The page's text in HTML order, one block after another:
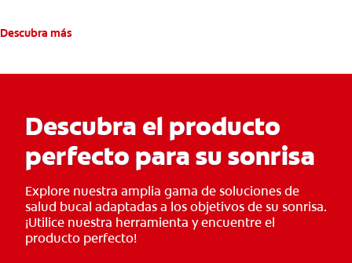
Descubra más
Descubra el producto
perfecto para su sonrisa
Explore nuestra amplia gama de soluciones de
salud bucal adaptadas a los objetivos de su sonrisa.
¡Utilice nuestra herramienta y encuentre el
producto perfecto!